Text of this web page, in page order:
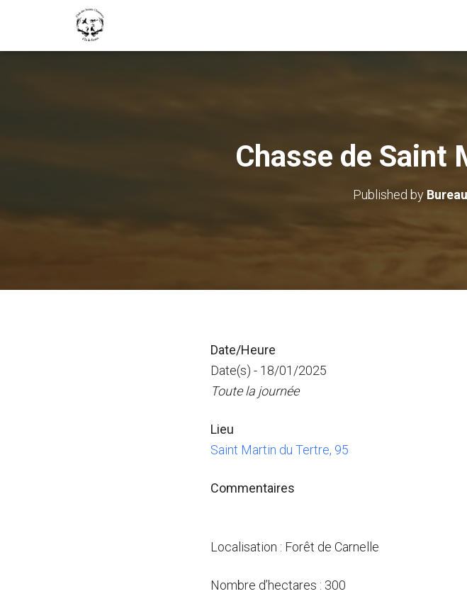
Chasse de Saint
Published by
Date/Heure
Date(s) - 18/01/2025
Toute la journée
Lieu
Saint Martin du Tertre, 95
Commentaires
Localisation : Forêt de Carnelle
Nombre d’hectares : 300